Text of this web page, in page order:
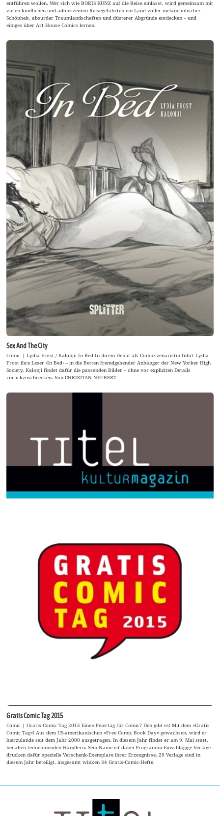
entführen wollen. Wer sich wie BORIS KUNZ auf die Reise einlässt, wird gemeinsam mit
vielen kindlichen und adoleszenten Reisegefährten ein Land voller melancholischer
Schönheit, absurder Traumlandschaften und düsterer Abgründe entdecken – und
einiges über Art House Comics lernen.
Sex And The City
Comic | Lydia Frost / Kalonji: In Bed In ihrem Debüt als Comicszenaristin führt Lydia
Frost ihre Leser ›In Bed‹ – in die Betten fremdgehender Anhänger der New Yorker High
Society. Kalonji findet dafür die passenden Bilder – ohne vor expliziten Details
zurückzuschrecken. Von CHRISTIAN NEUBERT
Gratis Comic Tag 2015
Comic | Gratis Comic Tag 2015 Einen Feiertag für Comic? Den gibt es! Mit dem »Gratis
Comic Tag«! Aus dem US-amerikanischen »Free Comic Book Day« gewachsen, wird er
hierzulande seit dem Jahr 2000 ausgetragen. In diesem Jahr findet er am 9. Mai statt,
bei allen teilnehmenden Händlern. Sein Name ist dabei Programm: Einschlägige Verlage
drucken dafür spezielle Verschenk-Exemplare ihrer Erzeugnisse. 20 Verlage sind in
diesem Jahr beteiligt, insgesamt winken 34 Gratis-Comic-Hefte.